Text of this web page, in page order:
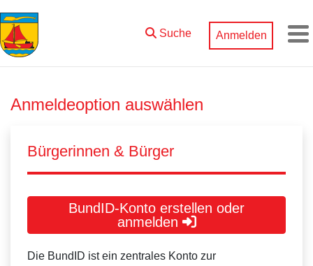
Zum Hauptinhalt springen
Suche
Anmelden
Anmeldeoption auswählen
Bürgerinnen & Bürger
BundID-Konto erstellen oder
anmelden
Die BundID ist ein zentrales Konto zur